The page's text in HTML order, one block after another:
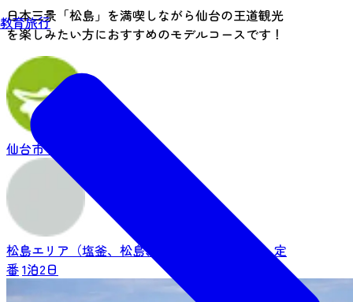
教育旅行
日本三景「松島」を満喫しながら仙台の王道観光
を楽しみたい方におすすめのモデルコースです！
仙台市中心部
松島エリア（塩釜、松島、多賀城、利府など）定
番1泊2日